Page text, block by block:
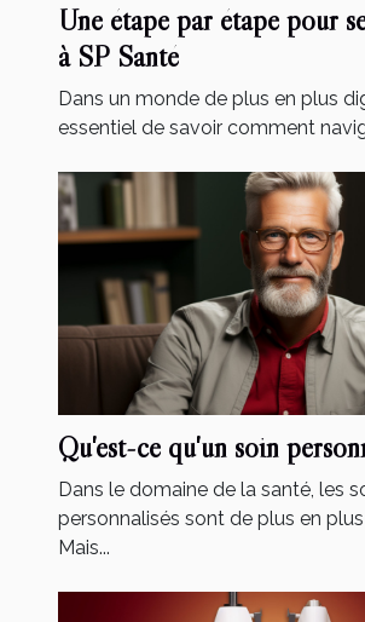
Une étape par étape pour
à SP Santé
Dans un monde de plus en plus
essentiel de savoir comment
Qu'est-ce qu'un soin
Dans le domaine de la santé, les
personnalisés sont de plus en
Mais...